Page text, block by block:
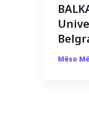
Mëso